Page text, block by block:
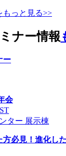
もっと見る>>
ナー情報
ー
会
ター 展示棟
必見！進化し